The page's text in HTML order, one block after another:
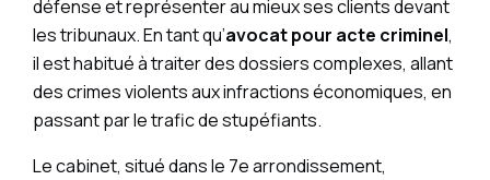
défense et représenter au mieux ses clients devant
les tribunaux. En tant qu’avocat pour acte criminel,
il est habitué à traiter des dossiers complexes, allant
des crimes violents aux infractions économiques, en
passant par le trafic de stupéfiants.
Le cabinet, situé dans le 7e arrondissement,